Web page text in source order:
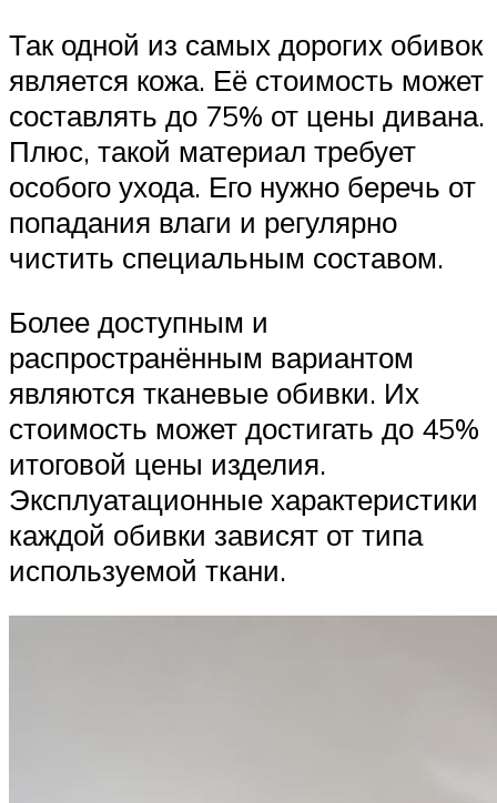
Так одной из самых дорогих обивок
является кожа. Её стоимость может
составлять до 75% от цены дивана.
Плюс, такой материал требует
особого ухода. Его нужно беречь от
попадания влаги и регулярно
чистить специальным составом.
Более доступным и
распространённым вариантом
являются тканевые обивки. Их
стоимость может достигать до 45%
итоговой цены изделия.
Эксплуатационные характеристики
каждой обивки зависят от типа
используемой ткани.